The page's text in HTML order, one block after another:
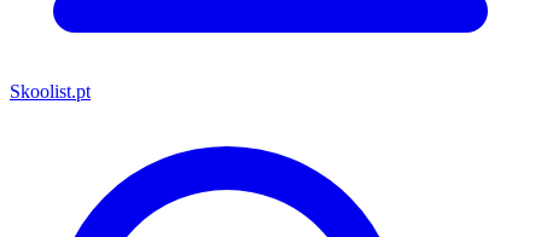
Skoolist.pt